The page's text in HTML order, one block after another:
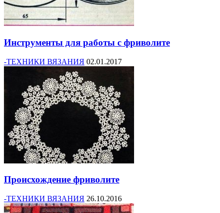
Инструменты для работы с фриволите
-ТЕХНИКИ ВЯЗАНИЯ 02.01.2017
Происхождение фриволите
-ТЕХНИКИ ВЯЗАНИЯ 26.10.2016